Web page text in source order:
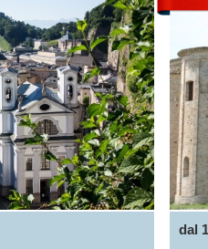
dal